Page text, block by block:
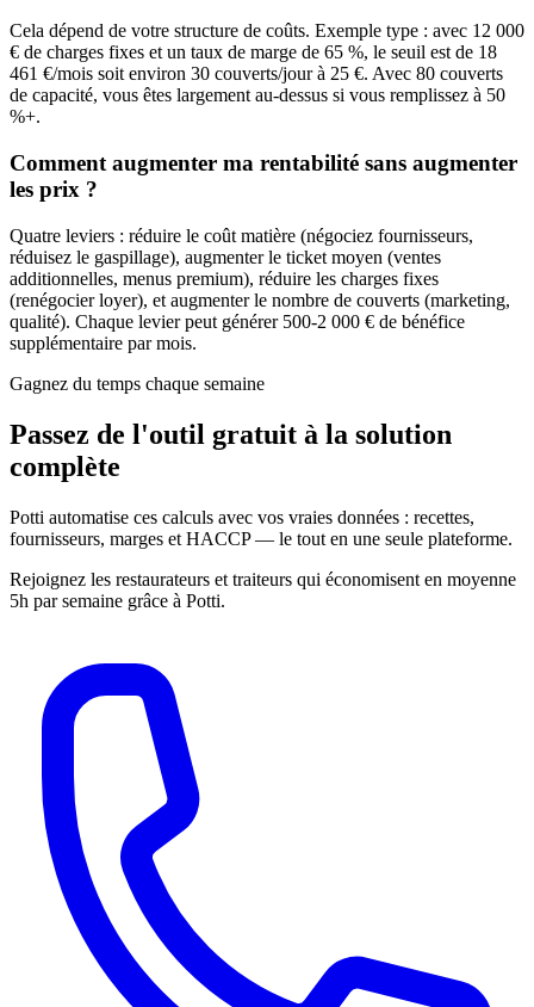
Cela dépend de votre structure de coûts. Exemple type : avec 12 000
€ de charges fixes et un taux de marge de 65 %, le seuil est de 18
461 €/mois soit environ 30 couverts/jour à 25 €. Avec 80 couverts
de capacité, vous êtes largement au-dessus si vous remplissez à 50
%+.
Comment augmenter ma rentabilité sans augmenter
les prix ?
Quatre leviers : réduire le coût matière (négociez fournisseurs,
réduisez le gaspillage), augmenter le ticket moyen (ventes
additionnelles, menus premium), réduire les charges fixes
(renégocier loyer), et augmenter le nombre de couverts (marketing,
qualité). Chaque levier peut générer 500-2 000 € de bénéfice
supplémentaire par mois.
Gagnez du temps chaque semaine
Passez de l'outil gratuit à la solution
complète
Potti automatise ces calculs avec vos vraies données : recettes,
fournisseurs, marges et HACCP — le tout en une seule plateforme.
Rejoignez les restaurateurs et traiteurs qui économisent en moyenne
5h par semaine grâce à Potti.